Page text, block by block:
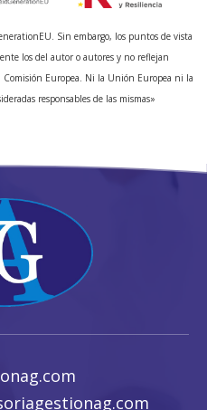
Sin embargo, los puntos de vista
los del autor o autores y no reflejan
Comisión Europea. Ni la Unión Europea ni la
responsables de las mismas»